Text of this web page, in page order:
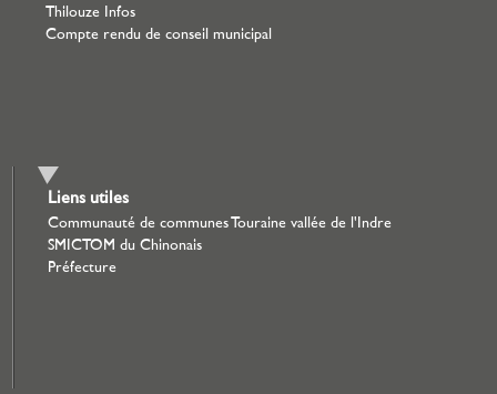
Thilouze Infos
Compte rendu de conseil municipal
Liens utiles
Communauté de communes Touraine vallée de l'Indre
SMICTOM du Chinonais
Préfecture